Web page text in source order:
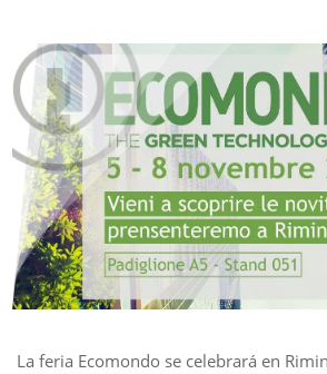
La feria Ecomondo se celebrará en